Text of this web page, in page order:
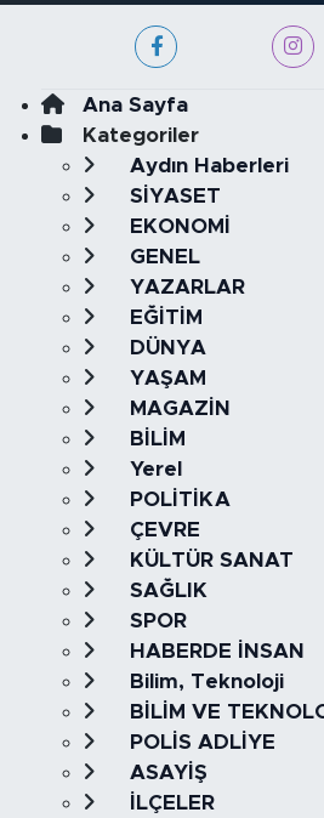
Ana Sayfa
Kategoriler
Aydın Haberleri
SİYASET
EKONOMİ
GENEL
YAZARLAR
EĞİTİM
DÜNYA
YAŞAM
MAGAZİN
BİLİM
Yerel
POLİTİKA
ÇEVRE
KÜLTÜR SANAT
SAĞLIK
SPOR
HABERDE İNSAN
Bilim, Teknoloji
BİLİM VE
POLİS ADLİYE
ASAYİŞ
İLÇELER